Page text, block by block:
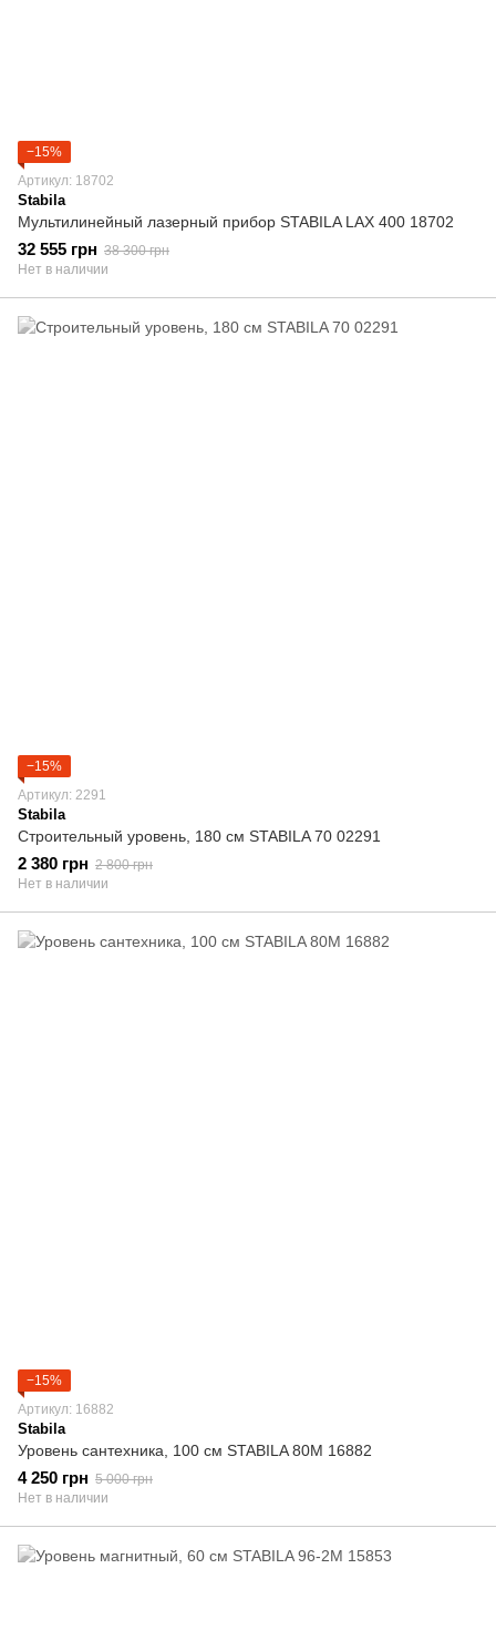
−15%
Артикул: 18702
Stabila
Мультилинейный лазерный прибор STABILA LAX 400 18702
32 555 грн 38 300 грн
Нет в наличии
−15%
Артикул: 2291
Stabila
Строительный уровень, 180 cм STABILA 70 02291
2 380 грн 2 800 грн
Нет в наличии
−15%
Артикул: 16882
Stabila
Уровень сантехника, 100 см STABILA 80M 16882
4 250 грн 5 000 грн
Нет в наличии